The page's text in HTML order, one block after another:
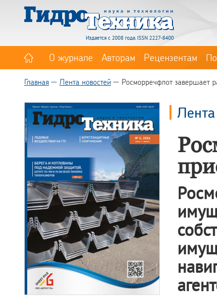
Издается с 2008 года. ISSN 2227-8400
О журнале Авторам Рецензентам
Главная Лента новостей Росморречфлот завершает